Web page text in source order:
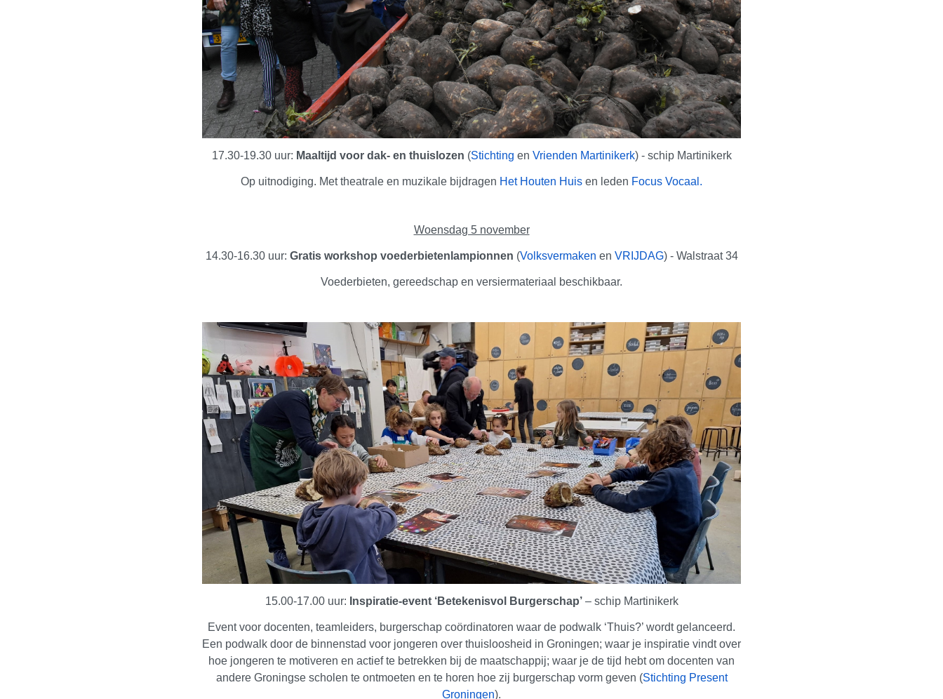
17.30-19.30 uur: Maaltijd voor dak- en thuislozen (Stichting en Vrienden Martinikerk) - schip Martinikerk
Op uitnodiging. Met theatrale en muzikale bijdragen Het Houten Huis en leden Focus Vocaal.
Woensdag 5 november
14.30-16.30 uur: Gratis workshop voederbietenlampionnen (Volksvermaken en VRIJDAG) - Walstraat 34
Voederbieten, gereedschap en versiermateriaal beschikbaar.
15.00-17.00 uur: Inspiratie-event ‘Betekenisvol Burgerschap’– schip Martinikerk
Event voor docenten, teamleiders, burgerschap coördinatoren waar de podwalk ‘Thuis?’ wordt gelanceerd.
Een podwalk door de binnenstad voor jongeren over thuisloosheid in Groningen; waar je inspiratie vindt over
hoe jongeren te motiveren en actief te betrekken bij de maatschappij; waar je de tijd hebt om docenten van
andere Groningse scholen te ontmoeten en te horen hoe zij burgerschap vorm geven (Stichting Present
Groningen).